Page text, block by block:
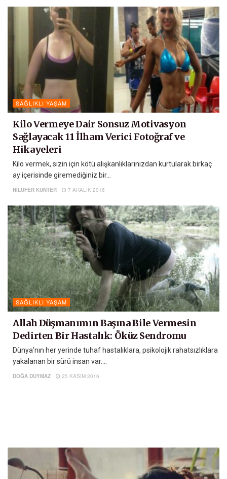
SAĞLIKLI YAŞAM
Kilo Vermeye Dair Sonsuz Motivasyon
Sağlayacak 11 İlham Verici Fotoğraf ve
Hikayeleri
Kilo vermek, sizin için kötü alışkanlıklarınızdan kurtularak birkaç
ay içerisinde giremediğiniz bir...
NILÜFER KUNTER 7 ARALIK 2016
SAĞLIKLI YAŞAM
Allah Düşmanımın Başına Bile Vermesin
Dedirten Bir Hastalık: Öküz Sendromu
Dünya'nın her yerinde tuhaf hastalıklara, psikolojik rahatsızlıklara
yakalanan bir sürü insan var....
DOĞA DUYMAZ 25 KASIM 2016